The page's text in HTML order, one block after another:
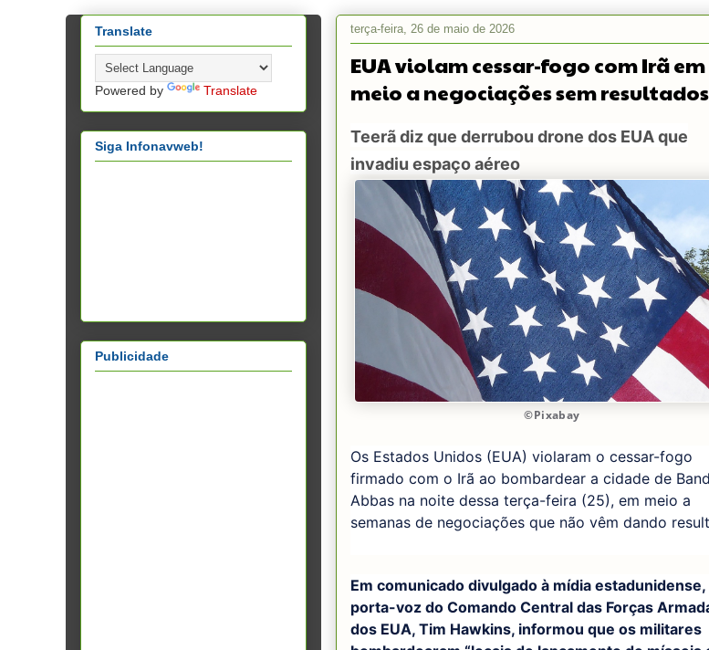
terça-feira, 26 de maio de 2026
EUA violam cessar-fogo com Irã em
meio a negociações sem resultados
Teerã diz que derrubou drone dos EUA que
invadiu espaço aéreo
©Pixabay
Os Estados Unidos (EUA) violaram o cessar-fogo
firmado com o Irã ao bombardear a cidade de
Abbas na noite dessa terça-feira (25), em meio a
semanas de negociações que não vêm dando
Em comunicado divulgado à mídia estadunidense,
porta-voz do Comando Central das Forças
dos EUA, Tim Hawkins, informou que os militares
Translate
Powered by Translate
Siga Infonavweb!
Publicidade